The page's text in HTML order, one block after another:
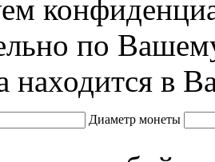
по
находится в
Диаметр монеты